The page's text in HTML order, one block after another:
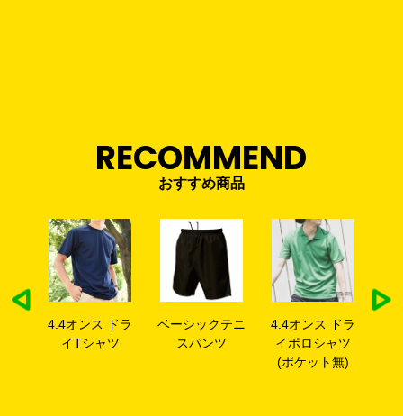
RECOMMEND
おすすめ商品
4.4オンス ドラ
イTシャツ
ベーシックテニ
スパンツ
4.4オンス ドラ
イポロシャツ
(ポケット無)